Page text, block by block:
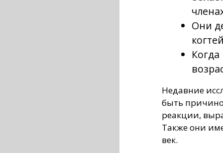
Они
Недавние
быть
реакции,
Также они
век.